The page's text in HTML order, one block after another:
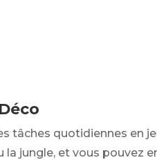
tâches quotidiennes en
la jungle, et vous pouvez